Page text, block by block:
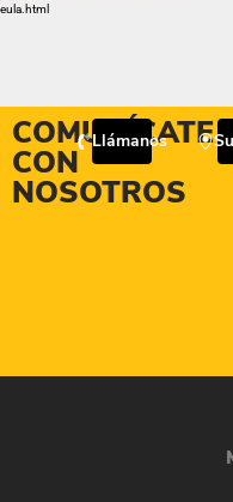
eula.html
COMUNÍCATE
CON
NOSOTROS
Llámanos